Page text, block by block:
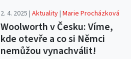
2. 4. 2025 |Aktuality|Marie Procházková
Woolworth v Česku: Víme,
kde otevře a co si Němci
nemůžou vynachválit!